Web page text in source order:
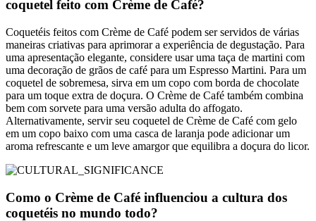
coquetel feito com Crème de Café?
Coquetéis feitos com Crème de Café podem ser servidos de várias
maneiras criativas para aprimorar a experiência de degustação. Para
uma apresentação elegante, considere usar uma taça de martini com
uma decoração de grãos de café para um Espresso Martini. Para um
coquetel de sobremesa, sirva em um copo com borda de chocolate
para um toque extra de doçura. O Crème de Café também combina
bem com sorvete para uma versão adulta do affogato.
Alternativamente, servir seu coquetel de Crème de Café com gelo
em um copo baixo com uma casca de laranja pode adicionar um
aroma refrescante e um leve amargor que equilibra a doçura do licor.
Como o Crème de Café influenciou a cultura dos
coquetéis no mundo todo?